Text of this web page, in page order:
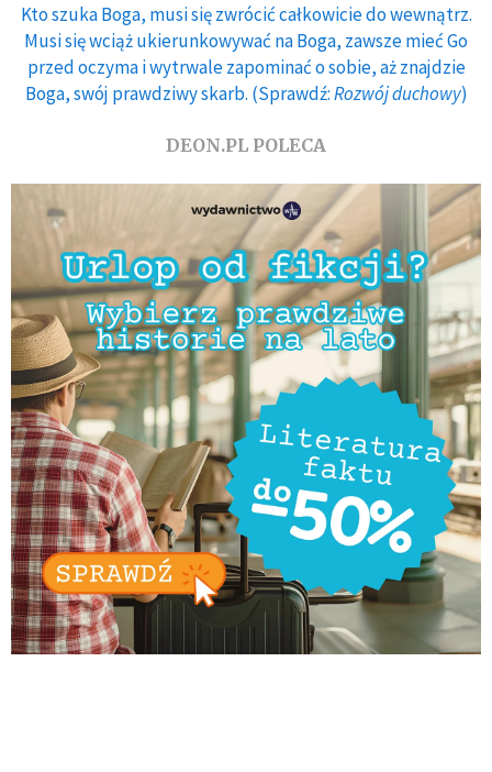
Kto szuka Boga, musi się zwrócić całkowicie do wewnątrz.
Musi się wciąż ukierunkowywać na Boga, zawsze mieć Go
przed oczyma i wytrwale zapominać o sobie, aż znajdzie
Boga, swój prawdziwy skarb. (Sprawdź:Rozwój duchowy)
DEON.PL POLECA